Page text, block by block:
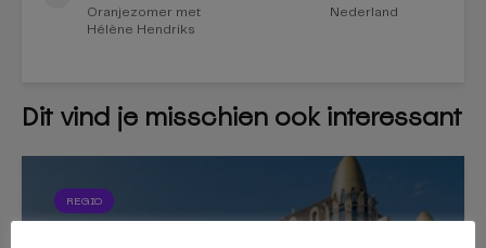
Oranjezomer met
Hélène Hendriks
Nederland
Dit vind je misschien ook interessant
REGIO